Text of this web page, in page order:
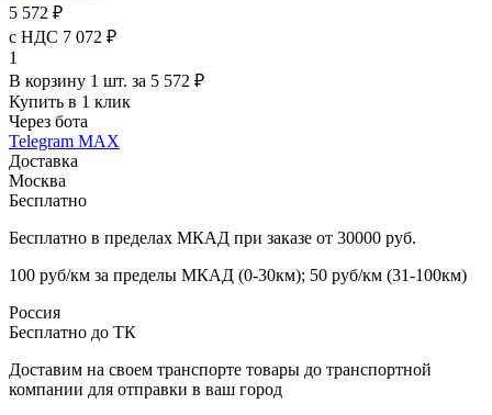
5 572 ₽
с НДС 7 072 ₽
1
В корзину 1 шт. за 5 572 ₽
Купить в 1 клик
Через бота
Telegram MAX
Доставка
Москва
Бесплатно
Бесплатно в пределах МКАД при заказе от 30000 руб.
100 руб/км за пределы МКАД (0-30км); 50 руб/км (31-100км)
Россия
Бесплатно до ТК
Доставим на своем транспорте товары до транспортной
компании для отправки в ваш город